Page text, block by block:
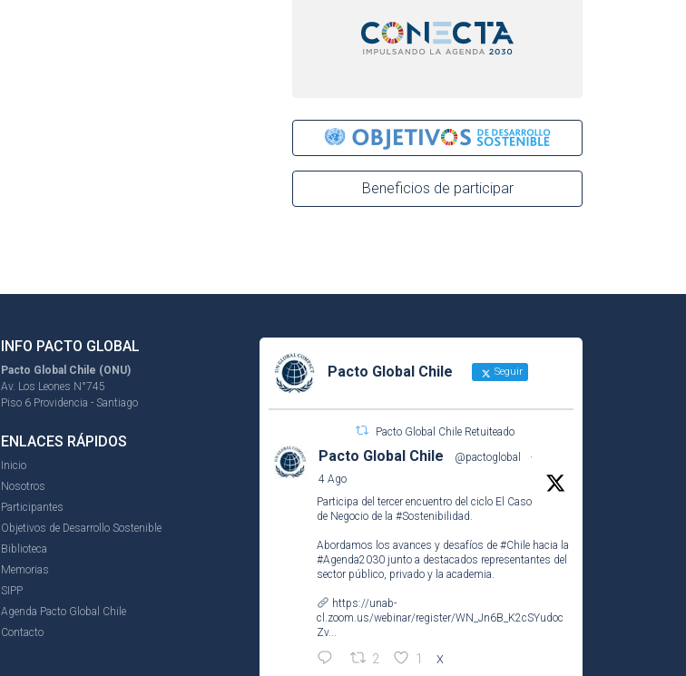
Beneficios de participar
INFO PACTO GLOBAL
Pacto Global Chile (ONU)
Av. Los Leones N°745
Piso 6 Providencia - Santiago
ENLACES RÁPIDOS
Inicio
Nosotros
Participantes
Objetivos de Desarrollo Sostenible
Biblioteca
Memorias
SIPP
Agenda Pacto Global Chile
Contacto
Pacto Global Chile Seguir
Pacto Global Chile Retuiteado
Pacto Global Chile @pactoglobal
·
4 Ago
Participa del tercer encuentro del ciclo El Caso
de Negocio de la #Sostenibilidad.
Abordamos los avances y desafíos de #Chile hacia la
#Agenda2030 junto a destacados representantes del
sector público, privado y la academia.
https://unab-
cl.zoom.us/webinar/register/WN_Jn6B_K2cSYudoc
Zv...
2 1 X